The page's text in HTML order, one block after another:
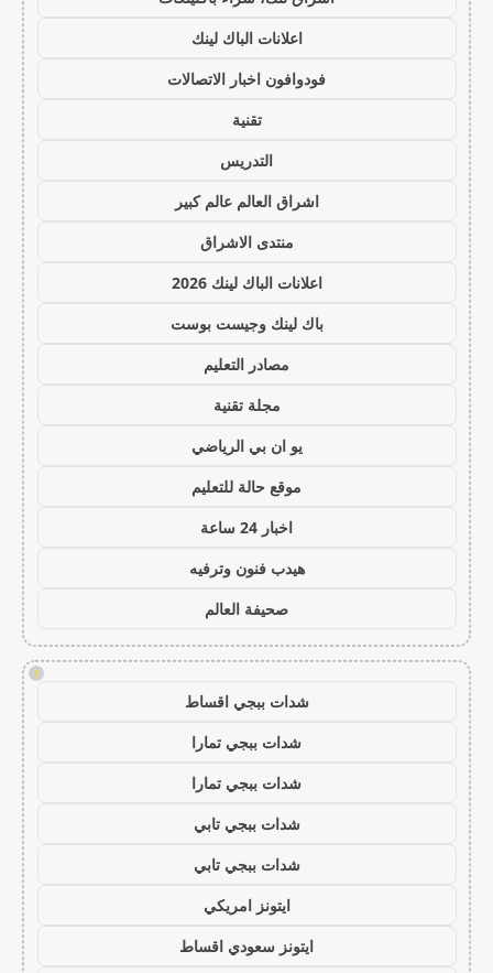
اعلانات الباك لينك
فودوافون اخبار الاتصالات
تقنية
التدريس
اشراق العالم عالم كبير
منتدى الاشراق
اعلانات الباك لينك 2026
باك لينك وجيست بوست
مصادر التعليم
مجلة تقنية
يو ان بي الرياضي
موقع حالة للتعليم
اخبار 24 ساعة
هيدب فنون وترفيه
صحيفة العالم
!
شدات ببجي اقساط
شدات ببجي تمارا
شدات ببجي تمارا
شدات ببجي تابي
شدات ببجي تابي
ايتونز امريكي
ايتونز سعودي اقساط